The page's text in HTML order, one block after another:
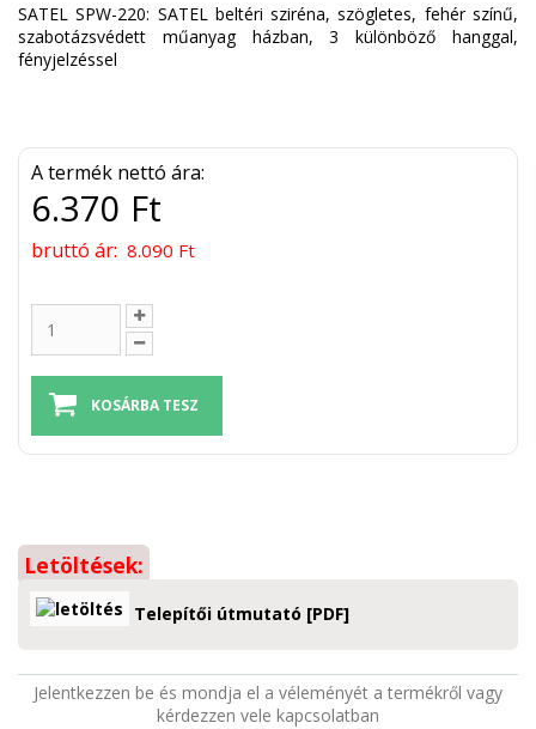
SATEL SPW-220: SATEL beltéri sziréna, szögletes, fehér színű,
szabotázsvédett műanyag házban, 3 különböző hanggal,
fényjelzéssel
A termék nettó ára:
6.370 Ft
bruttó ár: 8.090 Ft
Letöltések:
Telepítői útmutató [PDF]
Jelentkezzen be és mondja el a véleményét a termékről vagy
kérdezzen vele kapcsolatban